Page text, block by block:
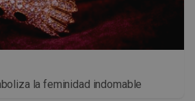
la feminidad indomable